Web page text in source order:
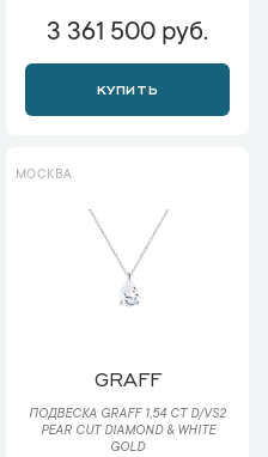
3 361 500 руб.
КУПИТЬ
МОСКВА
GRAFF
ПОДВЕСКА GRAFF 1,54 СT D/VS2
PEAR CUT DIAMOND & WHITE
GOLD